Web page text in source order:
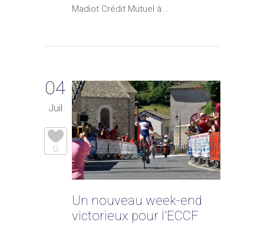
Madiot Crédit Mutuel à...
04
Juil
0
Un nouveau week-end
victorieux pour l’ECCF